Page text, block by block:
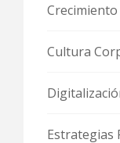
Crecimiento
Cultura
Estrategias